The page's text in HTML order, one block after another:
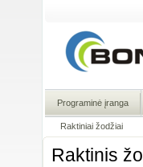
Programinė įranga
Raktiniai žodžiai
Raktinis